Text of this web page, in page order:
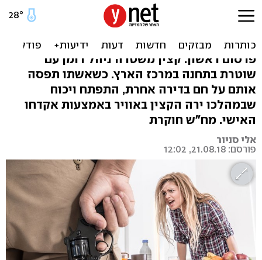
קצין משטרה נתפס על חם עם
שוטרת - וירה בנשקו האישי
פרסום ראשון: קצין משטרה ניהל רומן עם
שוטרת בתחנה במרכז הארץ. כשאשתו תפסה
אותם על חם בדירה אחרת, התפתח ויכוח
שבמהלכו ירה הקצין באוויר באמצעות אקדחו
האישי. מח"ש חוקרת
אלי סניור
פורסם: 21.08.18, 12:02